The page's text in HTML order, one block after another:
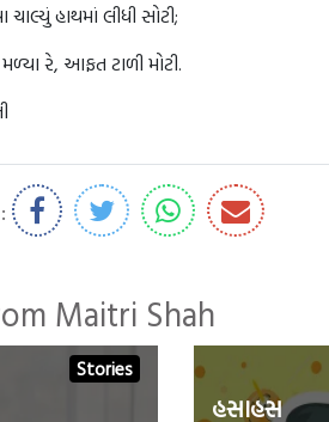
હાથમાં લીધી સોટી;
રે, આફત ટાળી મોટી.
Maitri Shah
Stories
હસાહસ